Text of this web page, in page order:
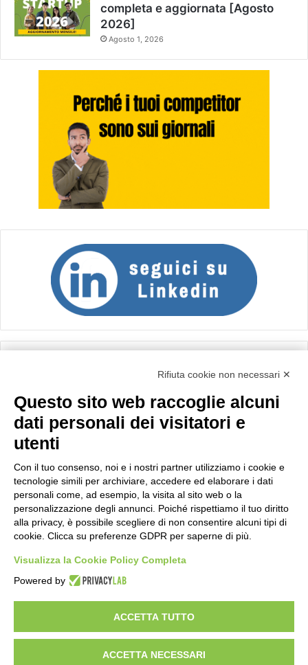
completa e aggiornata [Agosto
2026]
Agosto 1, 2026
Importo netto (€):
Calcola
Scorporo IVA
Importo lordo (€):
Rifiuta cookie non necessari ✕
Questo sito web raccoglie alcuni
dati personali dei visitatori e
utenti
Con il tuo consenso, noi e i nostri partner utilizziamo i cookie e
tecnologie simili per archiviare, accedere ed elaborare i dati
personali come, ad esempio, la visita al sito web o la
personalizzazione degli annunci. Poiché rispettiamo il tuo diritto
alla privacy, è possibile scegliere di non consentire alcuni tipi di
cookie. Clicca su preferenze GDPR per saperne di più.
Visualizza la Cookie Policy Completa
Powered by
ACCETTA TUTTO
ACCETTA NECESSARI